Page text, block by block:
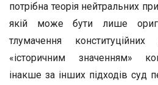
потрібна теорія нейтральних
якій може бути лише
тлумачення
«історичним значенням»
інакше за інших підходів суд